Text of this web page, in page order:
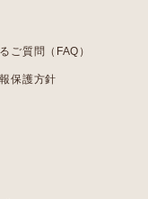
ご質問（FAQ）
保護方針